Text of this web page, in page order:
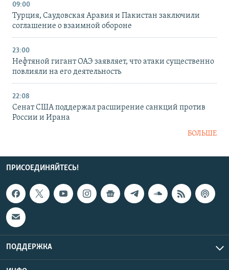
09:00
Турция, Саудовская Аравия и Пакистан заключили
соглашение о взаимной обороне
23:00
Нефтяной гигант ОАЭ заявляет, что атаки существенно
повлияли на его деятельность
22:08
Сенат США поддержал расширение санкций против
России и Ирана
БОЛЬШЕ
ПРИСОЕДИНЯЙТЕСЬ!
ПОДДЕРЖКА